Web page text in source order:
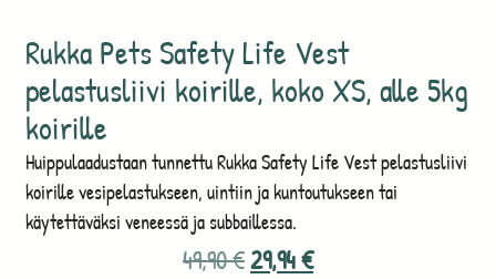
Rukka Pets Safety Life Vest
pelastusliivi koirille, koko XS, alle 5kg
koirille
Huippulaadustaan tunnettu Rukka Safety Life Vest pelastusliivi
koirille vesipelastukseen, uintiin ja kuntoutukseen tai
käytettäväksi veneessä ja subbaillessa.
49,90€29,94€